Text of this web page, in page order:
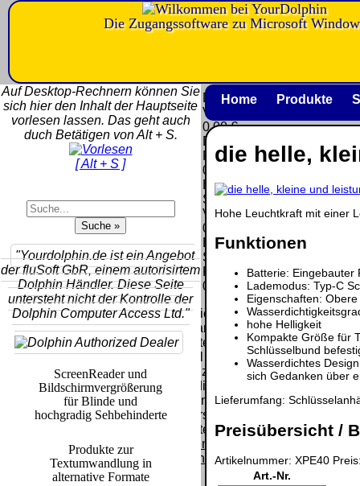
die helle,
Hohe Leuchtkraft mit einer
Funktionen
Batterie: Eingebauter
Lademodus: Typ-C
Eigenschaften:
hohe Helligkeit
Kompakte Größe für
Schlüsselbund
Wasserdichtes
sich Gedanken über
Lieferumfang:
Preisübersicht /
Artikelnummer: XPE40
Art.-Nr.
Home Produkte
Auf Desktop-Rechnern können Sie
sich hier den Inhalt der Hauptseite
vorlesen lassen. Das geht auch
duch Betätigen von Alt + S.
[ Alt + S ]
"Yourdolphin.de ist ein Angebot
der fluSoft GbR, einem autorisirtem
Dolphin Händler. Diese Seite
untersteht nicht der Kontrolle der
Dolphin Computer Access Ltd."
ScreenReader und
Bildschirmvergrößerung
für Blinde und
hochgradig Sehbehinderte
Produkte zur
Textumwandlung in
alternative Formate
Die Zugangssoftware zu Microsoft
Code:
Deutschland
Nachnahme:
8.95 €
Deutschland
Vorkasse: 6.95
€
Schweiz)
Vorkasse:
20.00 €
EU (inkl.
Schweiz)
PayPal: 20.00
€
Der Versand erfolgt
als versichertes
Selbstabholung
vom Büro oder
von
0.00 €
Deutschland
Vorkasse:
0.00 €
Deutschland
PayPal:
0.00 €
EU (inkl.
Schweiz)
Vorkasse:
0.00 €
EU (inkl.
Schweiz)
PayPal:
0.00 €
Bei dieser
Versandart
erhalten Sie per
Email z.B. einen
Lizenzschlüssel
und die
Rechnung /
Lieferschein. Sie
erhalten also
keinen
Datenträger.
Wir sind